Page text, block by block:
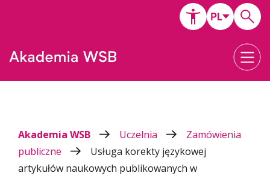
Akademia WSB Uczelnia
Zamówienia
publiczne
Usługa korekty językowej
artykułów naukowych publikowanych w